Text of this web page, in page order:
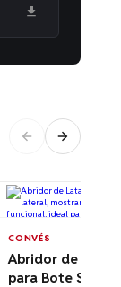
CONVÉS
Abridor de Latas
para Bote Salva-